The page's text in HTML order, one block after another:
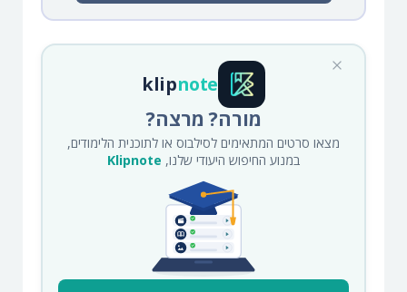
klipnote
מורה? מרצה?
מצאו סרטים המתאימים לסילבוס או לתוכנית הלימודים,
במנוע החיפוש היעודי שלנו, Klipnote